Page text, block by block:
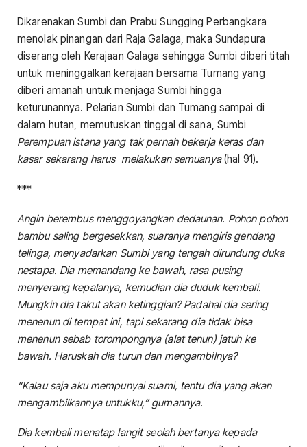
Dikarenakan Sumbi dan Prabu Sungging Perbangkara
menolak pinangan dari Raja Galaga, maka Sundapura
diserang oleh Kerajaan Galaga sehingga Sumbi diberi titah
untuk meninggalkan kerajaan bersama Tumang yang
diberi amanah untuk menjaga Sumbi hingga
keturunannya. Pelarian Sumbi dan Tumang sampai di
dalam hutan, memutuskan tinggal di sana, Sumbi
Perempuan istana yang tak pernah bekerja keras dan
kasar sekarang harus melakukan semuanya(hal 91).
***
Angin berembus menggoyangkan dedaunan. Pohon pohon
bambu saling bergesekkan, suaranya mengiris gendang
telinga, menyadarkan Sumbi yang tengah dirundung duka
nestapa. Dia memandang ke bawah, rasa pusing
menyerang kepalanya, kemudian dia duduk kembali.
Mungkin dia takut akan ketinggian? Padahal dia sering
menenun di tempat ini, tapi sekarang dia tidak bisa
menenun sebab torompongnya (alat tenun) jatuh ke
bawah. Haruskah dia turun dan mengambilnya?
“Kalau saja aku mempunyai suami, tentu dia yang akan
mengambilkannya untukku,” gumannya.
Dia kembali menatap langit seolah bertanya kepada